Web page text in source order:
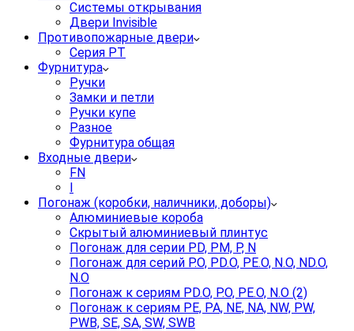
Системы открывания
Двери Invisible
Противопожарные двери
Серия PT
Фурнитура
Ручки
Замки и петли
Ручки купе
Разное
Фурнитура общая
Входные двери
FN
I
Погонаж (коробки, наличники, доборы)
Алюминиевые короба
Скрытый алюминиевый плинтус
Погонаж для серии PD, PM, P, N
Погонаж для серий P.O, PD.O, PE.O, N.O, ND.O,
N.O
Погонаж к сериям PD.O, P.O, PE.O, N.O (2)
Погонаж к сериям PE, PA, NE, NA, NW, PW,
PWB, SE, SA, SW, SWB